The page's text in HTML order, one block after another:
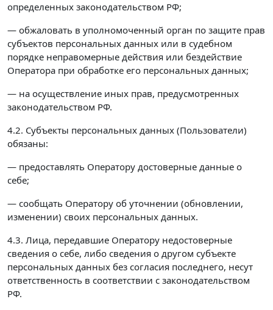
определенных законодательством РФ;
— обжаловать в уполномоченный орган по защите прав
субъектов персональных данных или в судебном
порядке неправомерные действия или бездействие
Оператора при обработке его персональных данных;
— на осуществление иных прав, предусмотренных
законодательством РФ.
4.2. Субъекты персональных данных (Пользователи)
обязаны:
— предоставлять Оператору достоверные данные о
себе;
— сообщать Оператору об уточнении (обновлении,
изменении) своих персональных данных.
4.3. Лица, передавшие Оператору недостоверные
сведения о себе, либо сведения о другом субъекте
персональных данных без согласия последнего, несут
ответственность в соответствии с законодательством
РФ.